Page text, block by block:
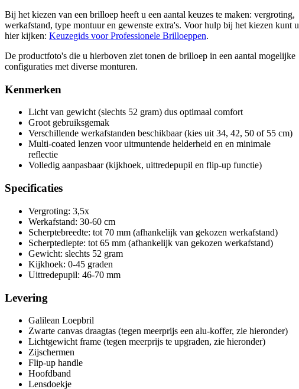
Bij het kiezen van een brilloep heeft u een aantal keuzes te maken: vergroting,
werkafstand, type montuur en gewenste extra's. Voor hulp bij het kiezen kunt u
hier kijken: Keuzegids voor Professionele Brilloeppen.
De productfoto's die u hierboven ziet tonen de brilloep in een aantal mogelijke
configuraties met diverse monturen.
Kenmerken
Licht van gewicht (slechts 52 gram) dus optimaal comfort
Groot gebruiksgemak
Verschillende werkafstanden beschikbaar (kies uit 34, 42, 50 of 55 cm)
Multi-coated lenzen voor uitmuntende helderheid en en minimale
reflectie
Volledig aanpasbaar (kijkhoek, uittredepupil en flip-up functie)
Specificaties
Vergroting: 3,5x
Werkafstand: 30-60 cm
Scherptebreedte: tot 70 mm (afhankelijk van gekozen werkafstand)
Scherptediepte: tot 65 mm (afhankelijk van gekozen werkafstand)
Gewicht: slechts 52 gram
Kijkhoek: 0-45 graden
Uittredepupil: 46-70 mm
Levering
Galilean Loepbril
Zwarte canvas draagtas (tegen meerprijs een alu-koffer, zie hieronder)
Lichtgewicht frame (tegen meerprijs te upgraden, zie hieronder)
Zijschermen
Flip-up handle
Hoofdband
Lensdoekje